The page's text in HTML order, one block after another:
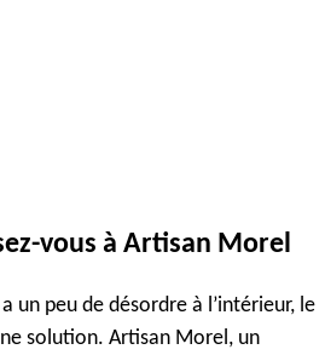
vous à Artisan Morel
un peu de désordre à l’intérieur, le
solution. Artisan Morel, un